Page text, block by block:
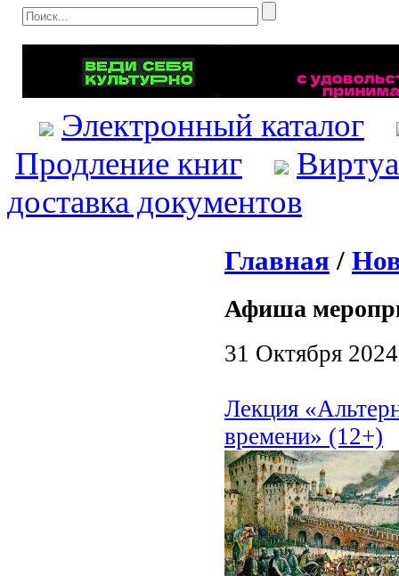
Электронный каталог
Продление книг
доставка документов
Главная /
Афиша
31 Октября 2024
Лекция
времени» (12+)